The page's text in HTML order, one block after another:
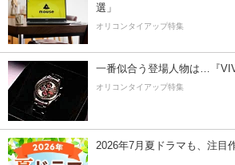
選」
オリコンタイアップ特集
一番似合う登場人物は…『
オリコンタイアップ特集
2026年7月夏ドラマも、注目